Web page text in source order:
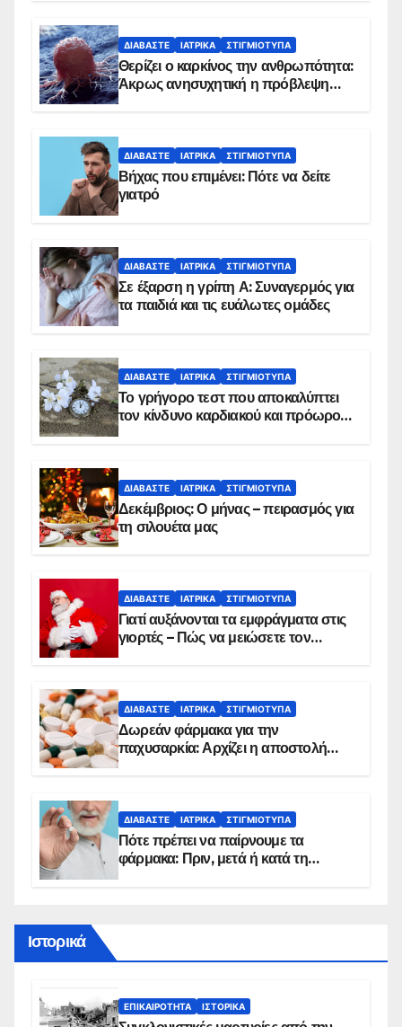
ΔΙΑΒΆΣΤΕ ΙΑΤΡΙΚΆ ΣΤΙΓΜΙΌΤΥΠΑ
Θερίζει ο καρκίνος την ανθρωπότητα:
Άκρως ανησυχητική η πρόβλεψη…
ΔΙΑΒΆΣΤΕ ΙΑΤΡΙΚΆ ΣΤΙΓΜΙΌΤΥΠΑ
Βήχας που επιμένει: Πότε να δείτε
γιατρό
ΔΙΑΒΆΣΤΕ ΙΑΤΡΙΚΆ ΣΤΙΓΜΙΌΤΥΠΑ
Σε έξαρση η γρίπη Α: Συναγερμός για
τα παιδιά και τις ευάλωτες ομάδες
ΔΙΑΒΆΣΤΕ ΙΑΤΡΙΚΆ ΣΤΙΓΜΙΌΤΥΠΑ
Το γρήγορο τεστ που αποκαλύπτει
τον κίνδυνο καρδιακού και πρόωρου
ΔΙΑΒΆΣΤΕ ΙΑΤΡΙΚΆ ΣΤΙΓΜΙΌΤΥΠΑ
Δεκέμβριος: Ο μήνας – πειρασμός για
τη σιλουέτα μας
ΔΙΑΒΆΣΤΕ ΙΑΤΡΙΚΆ ΣΤΙΓΜΙΌΤΥΠΑ
Γιατί αυξάνονται τα εμφράγματα στις
γιορτές – Πώς να μειώσετε τον
ΔΙΑΒΆΣΤΕ ΙΑΤΡΙΚΆ ΣΤΙΓΜΙΌΤΥΠΑ
Δωρεάν φάρμακα για την
παχυσαρκία: Αρχίζει η αποστολή
ΔΙΑΒΆΣΤΕ ΙΑΤΡΙΚΆ ΣΤΙΓΜΙΌΤΥΠΑ
Πότε πρέπει να παίρνουμε τα
φάρμακα: Πριν, μετά ή κατά τη
Ιστορικά
ΕΠΙΚΑΙΡΌΤΗΤΑ ΙΣΤΟΡΙΚΆ